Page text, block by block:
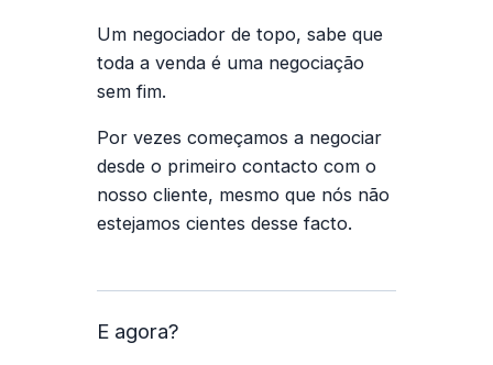
Um negociador de topo, sabe que
toda a venda é uma negociação
sem fim.
Por vezes começamos a negociar
desde o primeiro contacto com o
nosso cliente, mesmo que nós não
estejamos cientes desse facto.
E agora?